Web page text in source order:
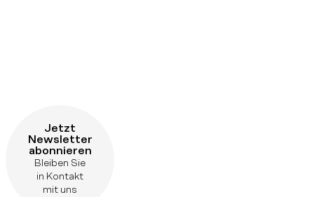
Jetzt
Newsletter
abonnieren
Bleiben Sie
in Kontakt
mit uns